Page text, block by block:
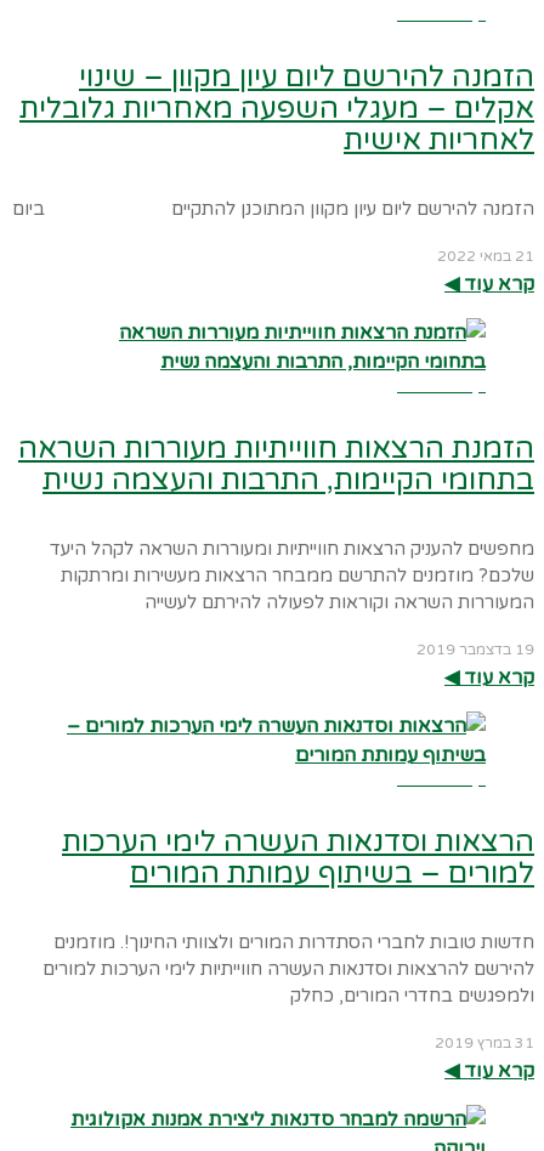
הזמנה להירשם ליום עיון מקוון – שינוי
אקלים – מעגלי השפעה מאחריות גלובלית
לאחריות אישית
הזמנה להירשם ליום עיון מקוון המתוכנן להתקיים ביום
21 במאי 2022
קרא עוד ◀︎
הזמנת הרצאות חווייתיות מעוררות השראה
בתחומי הקיימות, התרבות והעצמה נשית
מחפשים להעניק הרצאות חווייתיות ומעוררות השראה לקהל היעד
שלכם? מוזמנים להתרשם ממבחר הרצאות מעשירות ומרתקות
המעוררות השראה וקוראות לפעולה להירתם לעשייה
19 בדצמבר 2019
קרא עוד ◀︎
הרצאות וסדנאות העשרה לימי הערכות
למורים – בשיתוף עמותת המורים
חדשות טובות לחברי הסתדרות המורים ולצוותי החינוך!. מוזמנים
להירשם להרצאות וסדנאות העשרה חווייתיות לימי הערכות למורים
ולמפגשים בחדרי המורים, כחלק
31 במרץ 2019
קרא עוד ◀︎